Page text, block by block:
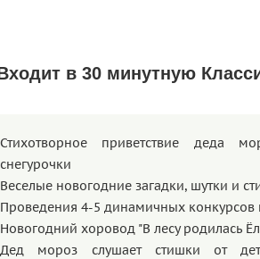
в 30 минутную
Стихотворное приветствие деда
снегурочки
Веселые новогодние загадки, шутки и
Проведения 4-5 динамичных конкурсов
Новогодний хоровод "В лесу родилась
Дед мороз слушает стишки от